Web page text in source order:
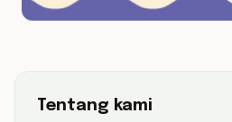
Tentang kami